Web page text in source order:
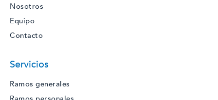
Nosotros
Equipo
Contacto
Servicios
Ramos generales